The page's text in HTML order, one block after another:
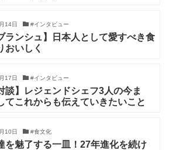
14日 #インタビュー
ランシュ】日本人として愛すべき食
おいしく
17日 #インタビュー
談】レジェンドシェフ3人の今ま
てこれからも伝えていきたいこと
10日 #食文化
を魅了する一皿！27年進化を続け